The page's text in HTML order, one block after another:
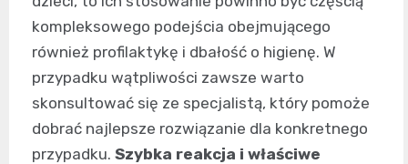
kompleksowego podejścia obejmującego
również profilaktykę i dbałość o higienę. W
przypadku wątpliwości zawsze warto
skonsultować się ze specjalistą, który pomoże
dobrać najlepsze rozwiązanie dla konkretnego
przypadku. Szybka reakcja i właściwe